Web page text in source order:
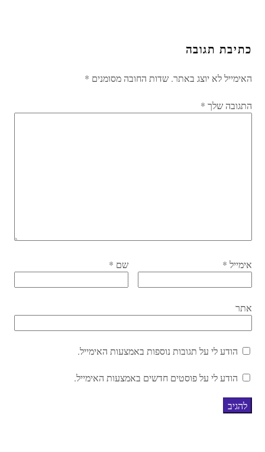
כתיבת תגובה
האימייל לא יוצג באתר. שדות החובה מסומנים *
התגובה שלך *
שם * אימייל *
אתר
הודע לי על תגובות נוספות באמצעות האימייל.
הודע לי על פוסטים חדשים באמצעות האימייל.